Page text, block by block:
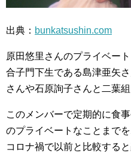
出典： bunkatsushin.com
原田悠里さんのプライベー
合子門下生である島津亜矢
さんや石原詢子さんと二葉
このメンバーで定期的に食
のプライベートなことまで
コロナ禍で以前と比較する